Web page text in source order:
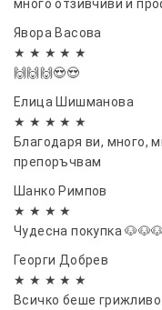
много отзивчиви и
Явора Васовa
★ ★ ★ ★ ★
🙌🙌🙌😍😍
Елица Шишманова
★ ★ ★ ★ ★
Благодаря ви, много,
препоръчвам
Шанко Римпов
★ ★ ★ ★
Чудесна покупка 🐶🐶🐶
Георги Добрев
★ ★ ★ ★ ★
Всичко беше грижливо